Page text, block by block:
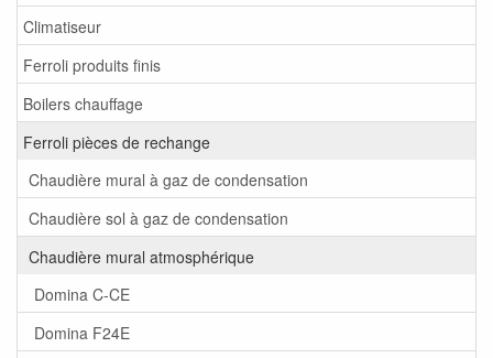
Climatiseur
Ferroli produits finis
Boilers chauffage
Ferroli pièces de rechange
Chaudière mural à gaz de condensation
Chaudière sol à gaz de condensation
Chaudière mural atmosphérique
Domina C-CE
Domina F24E